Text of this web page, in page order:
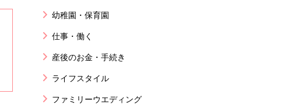
幼稚園・保育園
仕事・働く
産後のお金・手続き
ライフスタイル
ファミリーウエディング